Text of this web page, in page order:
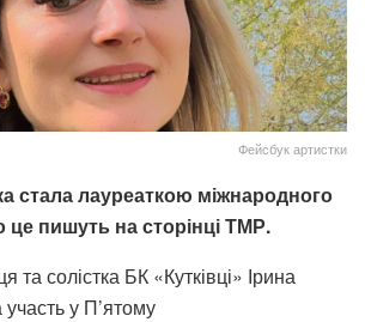
Фейсбук артистки
стала лауреаткою міжнародного
пишуть на сторінці ТМР.
та солістка БК «Кутківці» Ірина
у П’ятому